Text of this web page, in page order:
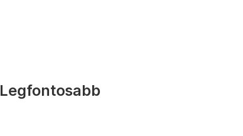
Legfontosabb